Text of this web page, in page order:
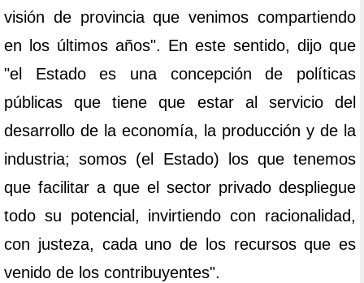
visión de provincia que venimos compartiendo
en los últimos años". En este sentido, dijo que
"el Estado es una concepción de políticas
públicas que tiene que estar al servicio del
desarrollo de la economía, la producción y de la
industria; somos (el Estado) los que tenemos
que facilitar a que el sector privado despliegue
todo su potencial, invirtiendo con racionalidad,
con justeza, cada uno de los recursos que es
venido de los contribuyentes".